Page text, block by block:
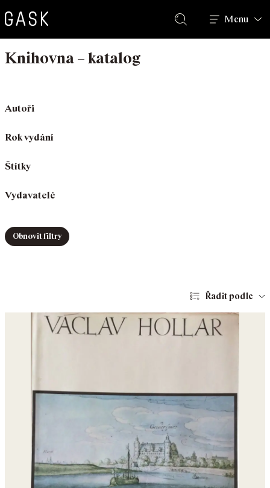
Hledat
Menu
Knihovna – katalog
Autoři
Rok vydání
Štítky
Vydavatelé
Obnovit filtry
Řadit podle